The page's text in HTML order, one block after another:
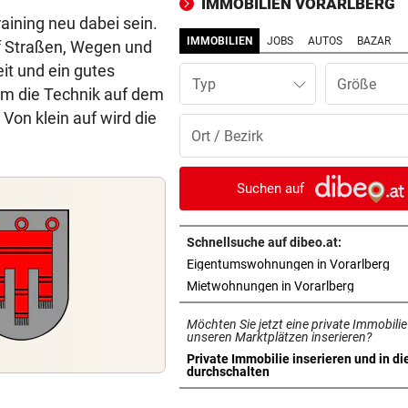
neu dabei sein.
Wegen und
und ein gutes
die Technik auf dem
klein auf wird die
Youngster mit Sensation
POLIZEI SUCHT ZEUGEN vor
Integrationsbüro
beschmiert
PERSONALMANGEL vor
Vorarlbergs Polizei braucht
Hilfe von außen
Nervenstarker Schwärzler
ins Halbfinale ein
ZERÜTTETE FAMILIE vor
Stiefvater wegen Gewalt an
Ziehtochter vor Gericht
BREGENZER FESTSPIELE vor
IMMOBILIEN VORARLBERG
IMMOBILIEN JOBS AUTOS BAZAR
Typ
Suchen auf
Schnellsuche auf dibeo.at:
Eigentumswohnungen in Vorarlberg
Mietwohnungen in Vorarlberg
Möchten Sie jetzt eine private
unseren Marktplätzen inserieren?
Private Immobilie inserieren und in
durchschalten
in neuem Tab öffnen